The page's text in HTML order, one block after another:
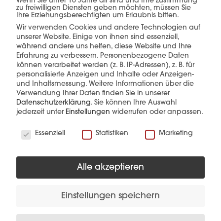
mehr erfahren
Diese Produkte könnten Sie auch
interessieren
zu freiwilligen Diensten geben möchten, müssen Sie
Ihre Erziehungsberechtigten um Erlaubnis bitten.
Wir verwenden Cookies und andere Technologien auf
unserer Website. Einige von ihnen sind essenziell,
während andere uns helfen, diese Website und Ihre
Erfahrung zu verbessern. Personenbezogene Daten
können verarbeitet werden (z. B. IP-Adressen), z. B. für
personalisierte Anzeigen und Inhalte oder Anzeigen-
und Inhaltsmessung. Weitere Informationen über die
Verwendung Ihrer Daten finden Sie in unserer
Datenschutzerklärung. Sie können Ihre Auswahl
jederzeit unter Einstellungen widerrufen oder anpassen.
Essenziell
Statistiken Marketing
Alle akzeptieren
Einstellungen speichern